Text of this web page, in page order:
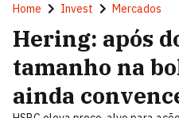
Home Invest Mercados
Hering: após
tamanho na
ainda